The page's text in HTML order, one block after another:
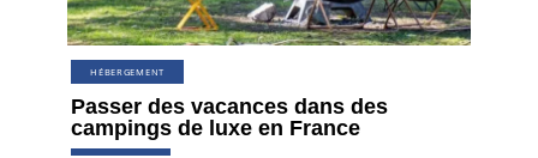
HÉBERGEMENT
Passer des vacances dans des
campings de luxe en France